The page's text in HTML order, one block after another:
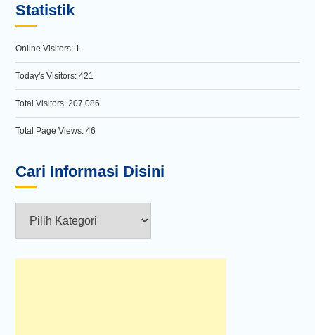
Statistik
Online Visitors: 1
Today's Visitors:421
Total Visitors:207,086
Total Page Views:46
Cari Informasi Disini
Informasi
Disini